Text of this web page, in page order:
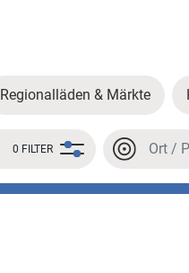
Regionalläden & Märkte
0 FILTER Ort oder